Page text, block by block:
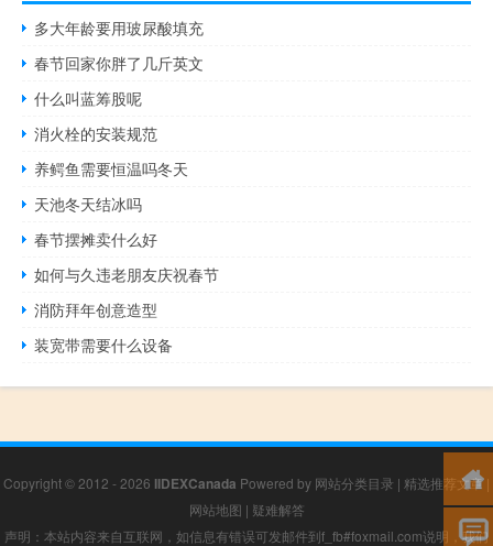
多大年龄要用玻尿酸填充
春节回家你胖了几斤英文
什么叫蓝筹股呢
消火栓的安装规范
养鳄鱼需要恒温吗冬天
天池冬天结冰吗
春节摆摊卖什么好
如何与久违老朋友庆祝春节
消防拜年创意造型
装宽带需要什么设备
Copyright © 2012 - 2026 IIDEXCanada Powered by 网站分类目录 | 精选推荐文章|
网站地图 | 疑难解答
声明：本站内容来自互联网，如信息有错误可发邮件到f_fb#foxmail.com说明，我们